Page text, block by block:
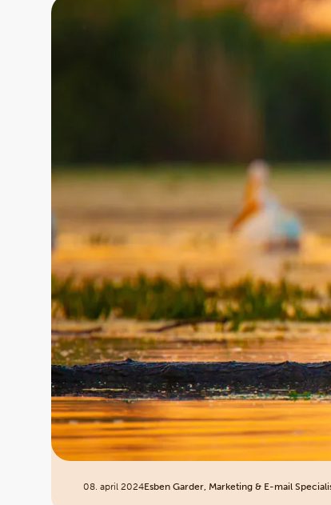
08. april 2024Esben Garder, Marketing & E-mail